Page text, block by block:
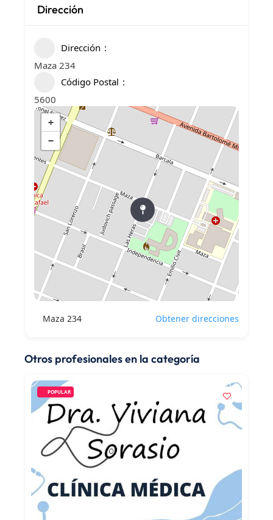
Dirección
Dirección
Maza 234
Código Postal
5600
+
−
Maza 234 Obtener direcciones
Otros profesionales en la categoría
POPULAR